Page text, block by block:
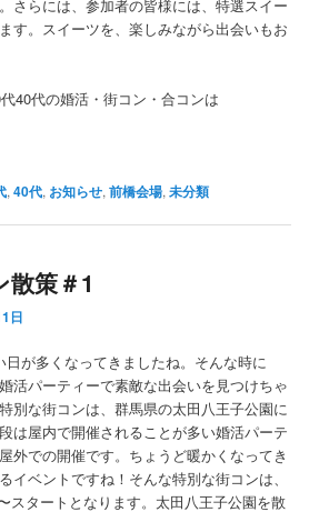
さらには、参加者の皆様には、特選スイー
す。スイーツを、楽しみながら出会いもお
40代の婚活・街コン・合コンは
,40代, お知らせ,前橋会場,未分類
散策＃1
日
が多くなってきましたね。そんな時に
活パーティーで素敵な出会いを見つけちゃ
別な街コンは、群馬県の太田八王子公園に
は屋内で開催されることが多い婚活パーテ
外での開催です。ちょうど暖かくなってき
イベントですね！そんな特別な街コンは、
スタートとなります。太田八王子公園を散